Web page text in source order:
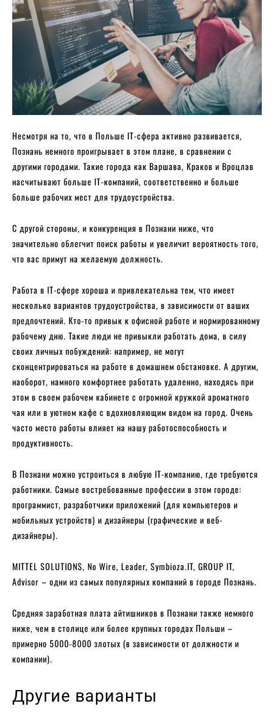
Несмотря на то, что в Польше IT-сфера активно развивается,
Познань немного проигрывает в этом плане, в сравнении с
другими городами. Такие города как Варшава, Краков и Вроцлав
насчитывают больше IT-компаний, соответственно и больше
больше рабочих мест для трудоустройства.
С другой стороны, и конкуренция в Познани ниже, что
значительно облегчит поиск работы и увеличит вероятность того,
что вас примут на желаемую должность.
Работа в IT-сфере хороша и привлекательна тем, что имеет
несколько вариантов трудоустройства, в зависимости от ваших
предпочтений. Кто-то привык к офисной работе и нормированному
рабочему дню. Такие люди не привыкли работать дома, в силу
своих личных побуждений: например, не могут
сконцентрироваться на работе в домашнем обстановке. А другим,
наоборот, намного комфортнее работать удаленно, находясь при
этом в своем рабочем кабинете с огромной кружкой ароматного
чая или в уютном кафе с вдохновляющим видом на город. Очень
часто место работы влияет на нашу работоспособность и
продуктивность.
В Познани можно устроиться в любую IT-компанию, где требуются
работники. Самые востребованные профессии в этом городе:
программист, разработчики приложений (для компьютеров и
мобильных устройств) и дизайнеры (графические и веб-
дизайнеры).
MITTEL SOLUTIONS, No Wire, Leader, Symbioza.IT, GROUP IT,
Advisor – одни из самых популярных компаний в городе Познань.
Средняя заработная плата айтишников в Познани также немного
ниже, чем в столице или более крупных городах Польши –
примерно 5000-8000 злотых (в зависимости от должности и
компании).
Другие варианты